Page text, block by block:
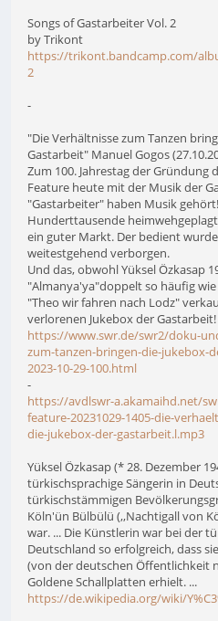
Songs of Gastarbeiter Vol. 2
by Trikont
https://trikont.bandcamp.com/
2
-
"Die Verhältnisse zum Tanzen
Gastarbeit" Manuel Gogos
Zum 100. Jahrestag der Gründung
Feature heute mit der Musik der
"Gastarbeiter" haben Musik
Hunderttausende
ein guter Markt. Der bedient
weitestgehend verborgen.
Und das, obwohl Yüksel Özkasap
"Almanya'ya"doppelt so häufig
"Theo wir fahren nach Lodz"
verlorenen Jukebox der Gastarbeit!
https://www.swr.de/swr2/doku-
zum-tanzen-bringen-die-jukebox-
2023-10-29-100.html
-
https://avdlswr-a.akamaihd.net/
feature-20231029-1405-die-
die-jukebox-der-gastarbeit.l.mp3
Yüksel Özkasap (* 28. Dezember
türkischsprachige Sängerin in
türkischstämmigen
Köln'ün Bülbülü (,,Nachtigall von
war. ... Die Künstlerin war bei der
Deutschland so erfolgreich, dass
(von der deutschen Öffentlichkeit
Goldene Schallplatten erhielt. ...
https://de.wikipedia.org/wiki/